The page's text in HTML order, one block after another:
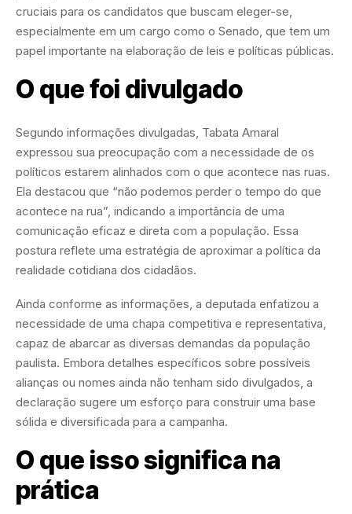
cruciais para os candidatos que buscam eleger-se,
especialmente em um cargo como o Senado, que tem um
papel importante na elaboração de leis e políticas públicas.
O que foi divulgado
Segundo informações divulgadas, Tabata Amaral
expressou sua preocupação com a necessidade de os
políticos estarem alinhados com o que acontece nas ruas.
Ela destacou que “não podemos perder o tempo do que
acontece na rua”, indicando a importância de uma
comunicação eficaz e direta com a população. Essa
postura reflete uma estratégia de aproximar a política da
realidade cotidiana dos cidadãos.
Ainda conforme as informações, a deputada enfatizou a
necessidade de uma chapa competitiva e representativa,
capaz de abarcar as diversas demandas da população
paulista. Embora detalhes específicos sobre possíveis
alianças ou nomes ainda não tenham sido divulgados, a
declaração sugere um esforço para construir uma base
sólida e diversificada para a campanha.
O que isso significa na
prática